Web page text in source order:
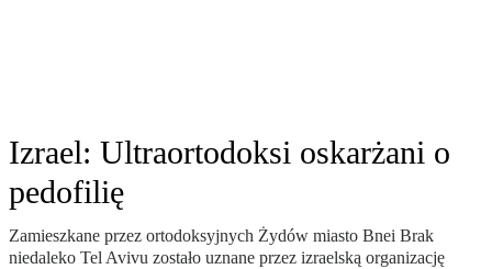
Izrael: Ultraortodoksi oskarżani o
pedofilię
Zamieszkane przez ortodoksyjnych Żydów miasto Bnei Brak
niedaleko Tel Avivu zostało uznane przez izraelską organizację